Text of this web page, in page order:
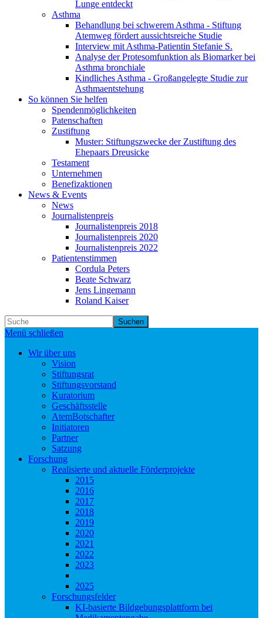
Lunge entdeckt
Asthma
Behandlung bei schwerem Asthma - Stiftung
Atemweg fördert aussichtsreiche Studie
Interview mit Asthma-Patientin Stefanie S.
Analyse der Protesomfunktion als Biomarker bei
Asthma bronchiale
Kindliches Asthma - Großangelegte Studie zur
Asthmaentstehung
So können Sie helfen
Spendenmöglichkeiten
Patenschaften
Zustiftung
Muster: Stiftungszwecke der Zustiftung des
Ehepaars Dreusicke
Testament
Unternehmen
Benefizaktionen
News & Events
News
Journalistenpreis
Journalistenpreis 2018
Journalistenpreis 2020
Journalistenpreis 2022
Patientenstimmen
Cordula Peters
Beate Schwarz
Jens Lingemann
Roland Kaiser
Suchen
Menü schließen
Wir über uns
Vision
Stiftungsrat
Stiftungsvorstand
Kuratorium
Geschäftsstelle
AtemBotschafter
Initiatoren
Partner
Satzung
Forschung
Realisierte und aktuelle Förderprojekte
2015
2016
2017
2018
2019
2020
2021
2022
2023
2025
Forschungsfelder
KI-basierte Bildgebungsplattform bei